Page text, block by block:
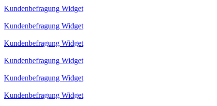
Kundenbefragung Widget
Kundenbefragung Widget
Kundenbefragung Widget
Kundenbefragung Widget
Kundenbefragung Widget
Kundenbefragung Widget